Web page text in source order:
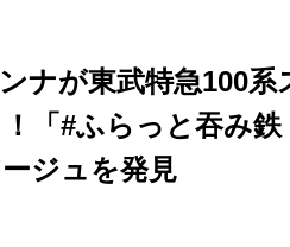
ナが東武特急100
「#ふらっと吞み
ジュを発見